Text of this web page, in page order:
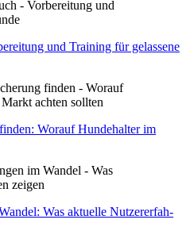
und Trai­ning für gelas­se­ne
Wor­auf Hun­de­hal­ter im
Was aktu­el­le Nut­zer­er­fah­